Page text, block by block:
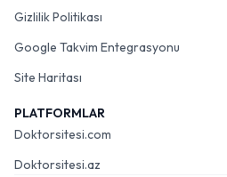
Gizlilik Politikası
Google Takvim Entegrasyonu
Site Haritası
PLATFORMLAR
Doktorsitesi.com
Doktorsitesi.az